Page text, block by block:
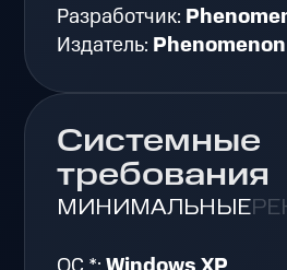
Разработчик:
Издатель:
Системные
требования
МИНИМАЛЬНЫЕ